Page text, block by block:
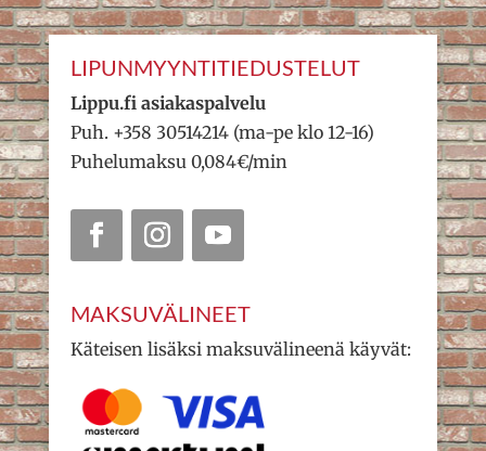
LIPUNMYYNTITIEDUSTELUT
Lippu.fi asiakaspalvelu
Puh. +358 30514214 (ma-pe klo 12-16)
Puhelumaksu 0,084€/min
MAKSUVÄLINEET
Käteisen lisäksi maksuvälineenä käyvät: